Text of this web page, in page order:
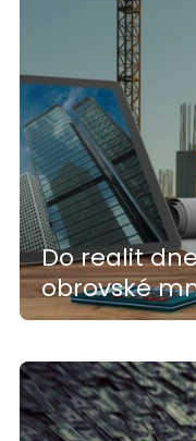
Do realit
obrovské